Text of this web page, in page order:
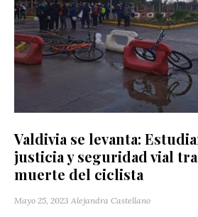
Valdivia se levanta:
justicia y seguridad vial
muerte del ciclista
Mayo 25, 2023 Alejandra Castellano